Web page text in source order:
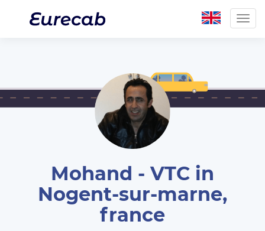
Mohand - VTC in
Nogent-sur-marne,
france